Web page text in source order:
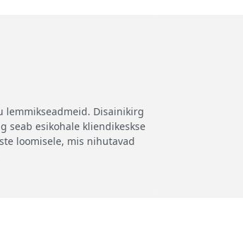
lemmikseadmeid. Disainikirg
seab esikohale kliendikeskse
loomisele, mis nihutavad